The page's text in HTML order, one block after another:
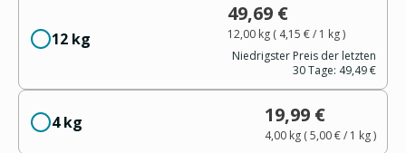
12 kg
49,69 €
12,00 kg( 4,15 €/ 1 kg)
Niedrigster Preis der letzten
30 Tage: 49,49 €
4 kg 19,99 €
4,00 kg(5,00 €/ 1 kg)